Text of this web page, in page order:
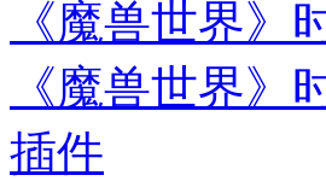
《魔兽世界》
《魔兽世界》
插件